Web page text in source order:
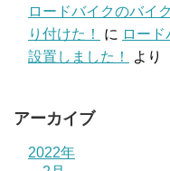
ロードバイクのバイ
り付けた！
に ロー
設置しました！
より
アーカイブ
2022年